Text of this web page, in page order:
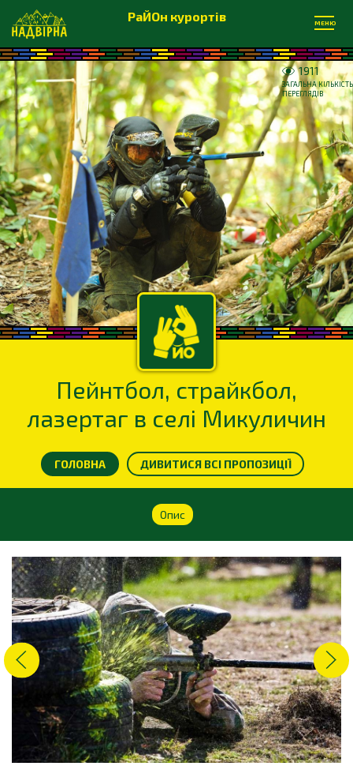
РаЙОн курортів МЕНЮ
Пейнтбол, страйкбол,
лазертаг в селі Микуличин
1911
ЗАГАЛЬНА КІЛЬКІСТЬ
ПЕРЕГЛЯДІВ
ГОЛОВНА ДИВИТИСЯ ВСІ ПРОПОЗИЦІЇ
Опис